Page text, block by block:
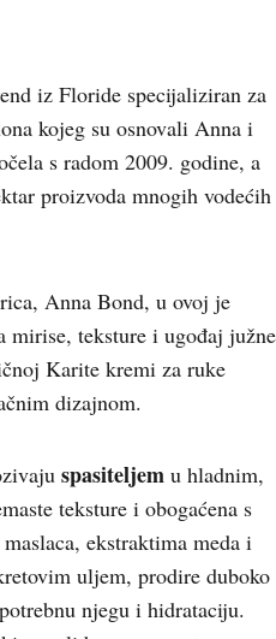
iz Floride specijaliziran za
kojeg su osnovali Anna i
s radom 2009. godine, a
proizvoda mnogih vodećih
Anna Bond, u ovoj je
teksture i ugođaj južne
Karite kremi za ruke
dizajnom.
spasiteljem u hladnim,
teksture i obogaćena s
ekstraktima meda i
uljem, prodire duboko
njegu i hidrataciju.